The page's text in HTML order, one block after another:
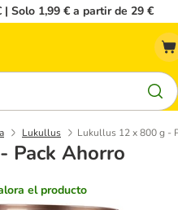
| Solo 1,99 € a partir de 29 €
Lukullus Lukullus 12 x 800 g -
Pack Ahorro
el producto